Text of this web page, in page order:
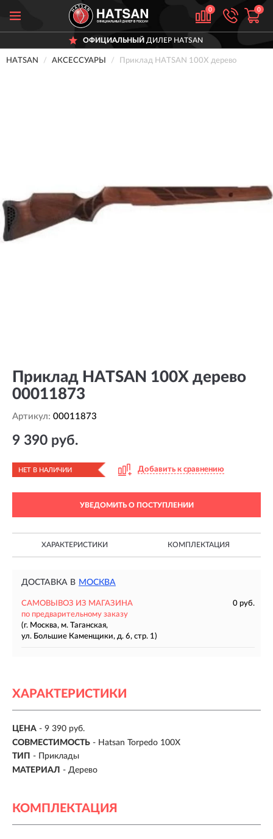
0 0
ОФИЦИАЛЬНЫЙДИЛЕР HATSAN
HATSAN АКСЕССУАРЫ Приклад HATSAN 100X дерево
Приклад HATSAN 100X дерево
00011873
Артикул: 00011873
9 390 руб.
НЕТ В НАЛИЧИИ Добавить к сравнению
УВЕДОМИТЬ О ПОСТУПЛЕНИИ
ХАРАКТЕРИСТИКИ КОМПЛЕКТАЦИЯ
ДОСТАВКА В МОСКВА
САМОВЫВОЗ ИЗ МАГАЗИНА
0 руб.
по предварительному заказу
(г. Москва, м. Таганская,
ул. Большие Каменщики, д. 6, стр. 1)
ХАРАКТЕРИСТИКИ
ЦЕНА - 9 390 руб.
СОВМЕСТИМОСТЬ - Hatsan Torpedo 100X
ТИП - Приклады
МАТЕРИАЛ - Дерево
КОМПЛЕКТАЦИЯ